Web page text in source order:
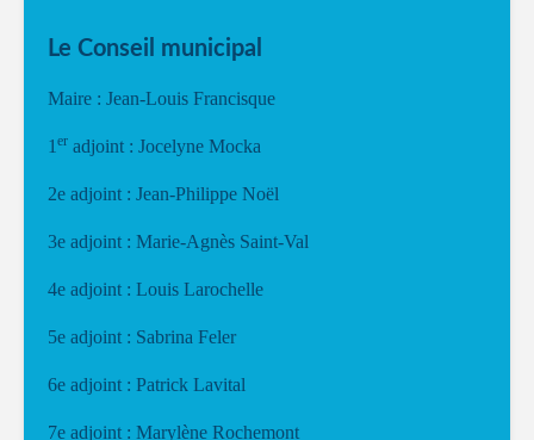
Le Conseil municipal
Maire : Jean-Louis Francisque
1 er adjoint : Jocelyne Mocka
2e adjoint : Jean-Philippe Noël
3e adjoint : Marie-Agnès Saint-Val
4e adjoint : Louis Larochelle
5e adjoint : Sabrina Feler
6e adjoint : Patrick Lavital
7e adjoint : Marylène Rochemont